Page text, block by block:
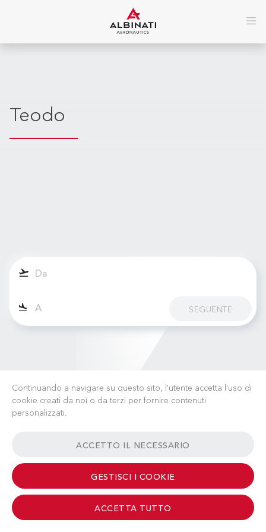
Teodo
SEGUENTE
TERMINI & CONDIZIONI CONTATTI
© 2026 Albinati Aeronautics - All Rights Reserved
Continuando a navigare su questo sito, l'utente accetta l'uso di
cookie creati da noi o da terzi per fornire contenuti
personalizzati.
ACCETTO IL NECESSARIO
GESTISCI I COOKIE
ACCETTA TUTTO